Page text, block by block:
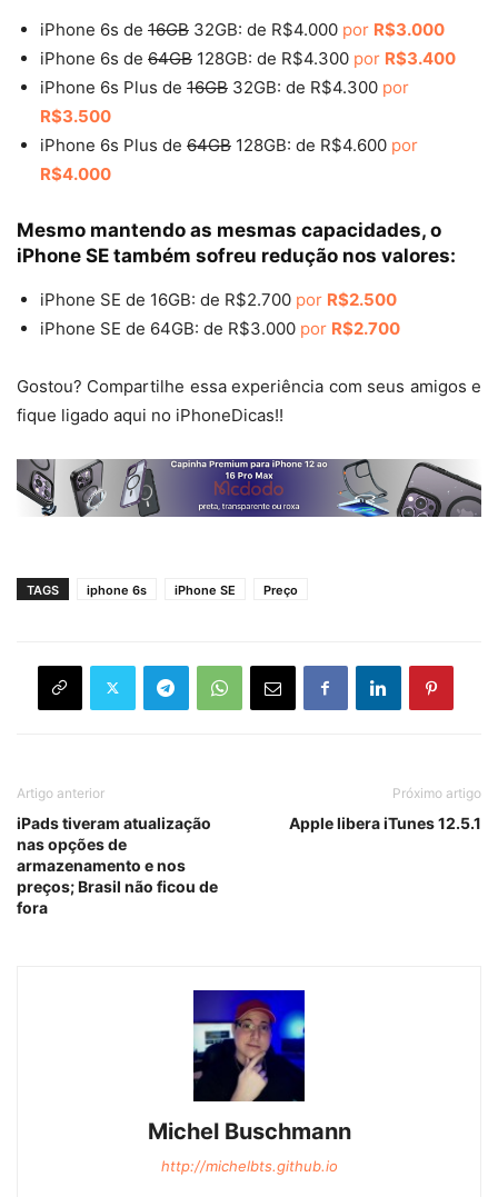
iPhone 6s de 16GB 32GB: de R$4.000 por R$3.000
iPhone 6s de 64GB 128GB: de R$4.300 por R$3.400
iPhone 6s Plus de 16GB 32GB: de R$4.300 por
R$3.500
iPhone 6s Plus de 64GB 128GB: de R$4.600 por
R$4.000
Mesmo mantendo as mesmas capacidades, o
iPhone SE também sofreu redução nos valores:
iPhone SE de 16GB: de R$2.700 por R$2.500
iPhone SE de 64GB: de R$3.000 por R$2.700
Gostou? Compartilhe essa experiência com seus amigos e
fique ligado aqui no iPhoneDicas!!
TAGS iphone 6s iPhone SE Preço
Artigo anterior
iPads tiveram atualização
nas opções de
armazenamento e nos
preços; Brasil não ficou de
fora
Próximo artigo
Apple libera iTunes 12.5.1
Michel Buschmann
http://michelbts.github.io